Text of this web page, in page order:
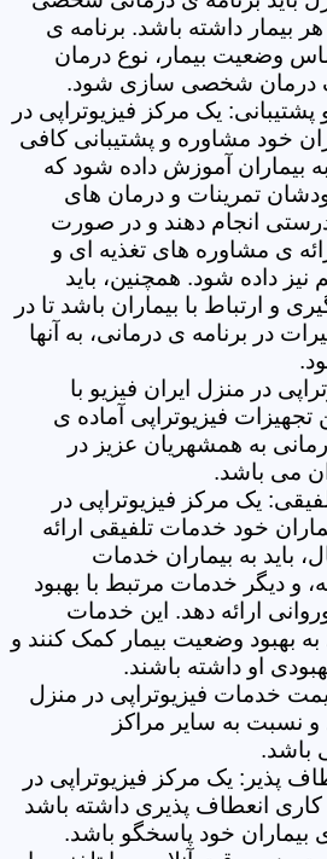
بیمار داشته باشد. برنامه ی
وضعیت بیمار، نوع درمان
درمان شخصی سازی شود.
یک مرکز فیزیوتراپی در
خود مشاوره و پشتیبانی کافی
به بیماران آموزش داده شود که
تمرینات و درمان های
درستی انجام دهند و در صورت
ارائه ی مشاوره های تغذیه ای و
داده شود. همچنین، باید
و ارتباط با بیماران باشد تا در
در برنامه ی درمانی، به آنها
در منزل ایران فیزیو با
فیزیوتراپی آماده ی
به همشهریان عزیز در
می باشد.
یک مرکز فیزیوتراپی در
خود خدمات تلفیقی ارائه
باید به بیماران خدمات
و دیگر خدمات مرتبط با بهبود
ارائه دهد. این خدمات
به بهبود وضعیت بیمار کمک کنند و
او داشته باشند.
خدمات فیزیوتراپی در منزل
نسبت به سایر مراکز
باشد.
پذیر: یک مرکز فیزیوتراپی در
انعطاف پذیری داشته باشد
بیماران خود پاسخگو باشد.